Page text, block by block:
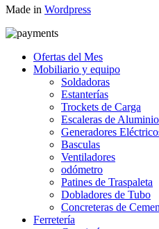
Made in Wordpress
Ofertas del Mes
Mobiliario y equipo
Soldadoras
Estanterías
Trockets de Carga
Escaleras de
Generadores
Basculas
Ventiladores
odómetro
Patines de Traspaleta
Dobladores de Tubo
Concreteras de
Ferretería